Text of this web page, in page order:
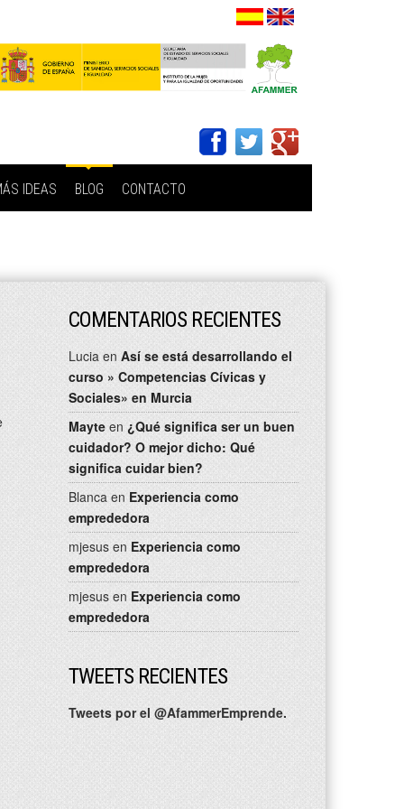
IDEAS BLOG CONTACTO
COMENTARIOS RECIENTES
Lucia en Así se está desarrollando el
curso » Competencias Cívicas y
Sociales» en Murcia
Mayte en ¿Qué significa ser un buen
cuidador? O mejor dicho: Qué
significa cuidar bien?
Blanca en Experiencia como
emprededora
mjesus en Experiencia como
emprededora
mjesus en Experiencia como
emprededora
TWEETS RECIENTES
Tweets por el @AfammerEmprende.